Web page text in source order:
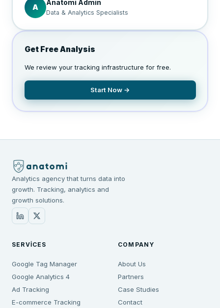
A
Anatomi Admin
Data & Analytics Specialists
Get Free Analysis
We review your tracking infrastructure for free.
Start Now →
Analytics agency that turns data into
growth. Tracking, analytics and
growth solutions.
SERVICES
Google Tag Manager
Google Analytics 4
Ad Tracking
E-commerce Tracking
COMPANY
About Us
Partners
Case Studies
Contact